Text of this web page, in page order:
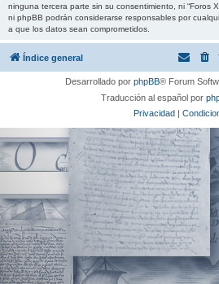
ninguna tercera parte sin su consentimiento, ni “Foros
ni phpBB podrán considerarse responsables por
a que los datos sean comprometidos.
Índice general
Desarrollado por phpBB® Forum
Traducción al español por
Privacidad |